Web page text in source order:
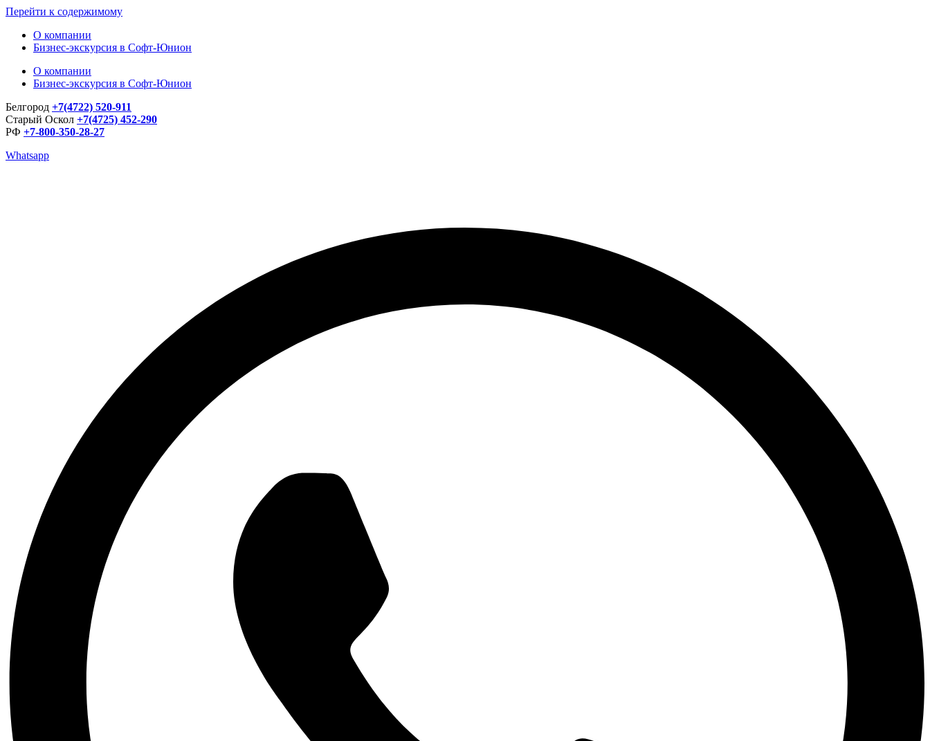
Перейти к содержимому
О компании
Бизнес-экскурсия в Софт-Юнион
О компании
Бизнес-экскурсия в Софт-Юнион
Белгород +7(4722) 520-911
Старый Оскол +7(4725) 452-290
РФ +7-800-350-28-27
Whatsapp